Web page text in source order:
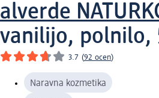
alverde
vanilijo, polnilo,
3.7 (92 ocen)
Naravna kozmetika